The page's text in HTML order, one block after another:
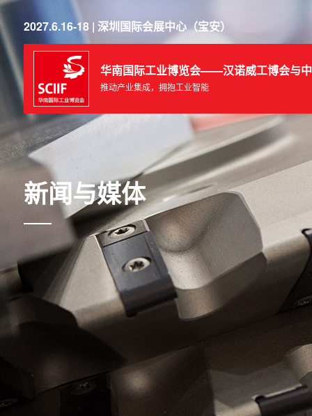
2027.6.16-18 | 深圳国际会展中心（宝安）
华南国际工业博览会——汉诺威工博会与
推动产业集成，拥抱工业智能
新闻与媒体